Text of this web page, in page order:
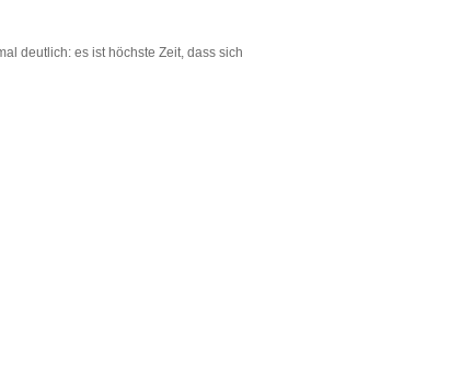
deutlich: es ist höchste Zeit, dass sich